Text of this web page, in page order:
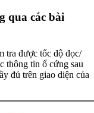
qua các bài
tra được tốc độ đọc/
thông tin ổ cứng sau
đủ trên giao diện của